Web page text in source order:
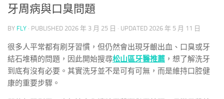
牙周病與口臭問題
BY FLY · PUBLISHED 2026 年 3 月 25 日 · UPDATED 2026 年 5 月 11 日
很多人平常都有刷牙習慣，但仍然會出現牙齦出血、口臭或牙
結石堆積的問題，因此開始搜尋松山區牙醫推薦 ，想了解洗牙
到底有沒有必要。其實洗牙並不是可有可無，而是維持口腔健
康的重要步驟。